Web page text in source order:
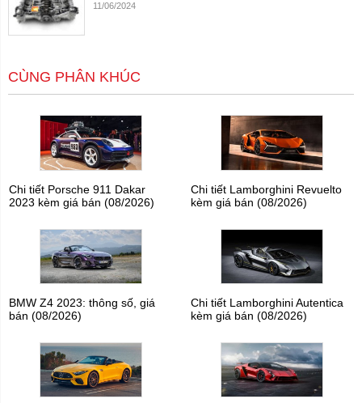
11/06/2024
CÙNG PHÂN KHÚC
Chi tiết Porsche 911 Dakar
2023 kèm giá bán (08/2026)
Chi tiết Lamborghini Revuelto
kèm giá bán (08/2026)
BMW Z4 2023: thông số, giá
bán (08/2026)
Chi tiết Lamborghini Autentica
kèm giá bán (08/2026)